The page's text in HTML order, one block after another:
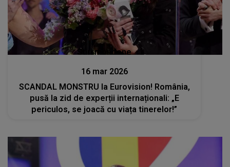
Stiri mondene
16 mar 2026
SCANDAL MONSTRU la Eurovision! România,
pusă la zid de experții internaționali: „E
periculos, se joacă cu viața tinerelor!”